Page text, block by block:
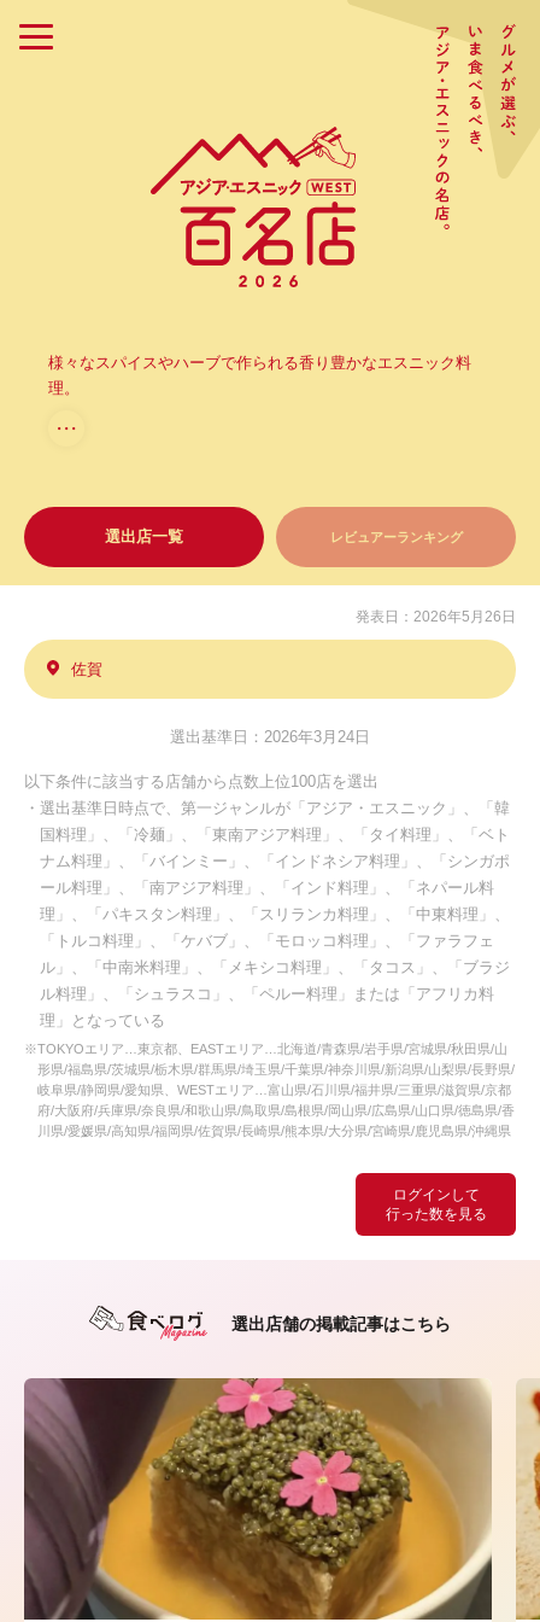
様々なスパイスやハーブで作られる香り豊かなエスニック料
理。
・・・
選出店一覧 レビュアーランキング
ログインして
行った数を見る
発表日：2026年5月26日
佐賀
選出基準日：2026年3月24日
以下条件に該当する店舗から点数上位100店を選出
・選出基準日時点で、第一ジャンルが「アジア・エスニック」、「韓
国料理」、「冷麺」、「東南アジア料理」、「タイ料理」、「ベト
ナム料理」、「バインミー」、「インドネシア料理」、「シンガポ
ール料理」、「南アジア料理」、「インド料理」、「ネパール料
理」、「パキスタン料理」、「スリランカ料理」、「中東料理」、
「トルコ料理」、「ケバブ」、「モロッコ料理」、「ファラフェ
ル」、「中南米料理」、「メキシコ料理」、「タコス」、「ブラジ
ル料理」、「シュラスコ」、「ペルー料理」または「アフリカ料
理」となっている
※TOKYOエリア…東京都、EASTエリア…北海道/青森県/岩手県/宮城県/秋田県/山
形県/福島県/茨城県/栃木県/群馬県/埼玉県/千葉県/神奈川県/新潟県/山梨県/長野県/
岐阜県/静岡県/愛知県、WESTエリア…富山県/石川県/福井県/三重県/滋賀県/京都
府/大阪府/兵庫県/奈良県/和歌山県/鳥取県/島根県/岡山県/広島県/山口県/徳島県/香
川県/愛媛県/高知県/福岡県/佐賀県/長崎県/熊本県/大分県/宮崎県/鹿児島県/沖縄県
選出店舗の掲載記事はこちら